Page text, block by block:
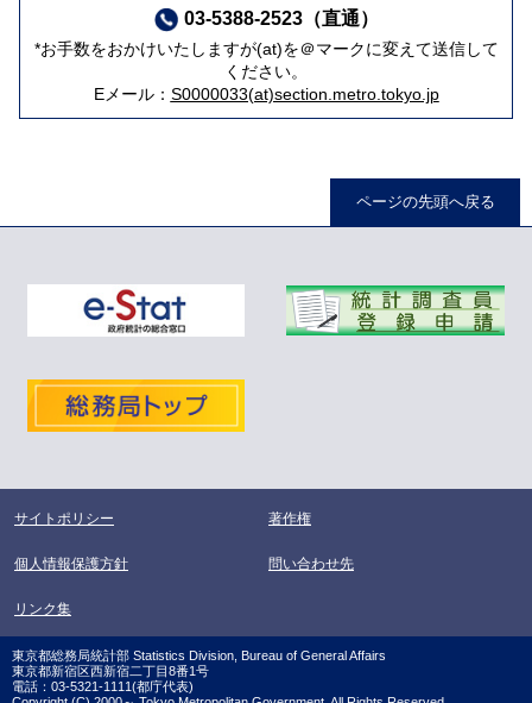
03-5388-2523（直通）
*お手数をおかけいたしますが(at)を＠マークに変えて送信して
ください。
Eメール： S0000033(at)section.metro.tokyo.jp
ページの先頭へ戻る
サイトポリシー 著作権
個人情報保護方針 問い合わせ先
リンク集
東京都総務局統計部 Statistics Division, Bureau of General Affairs
東京都新宿区西新宿二丁目8番1号
電話：03-5321-1111(都庁代表)